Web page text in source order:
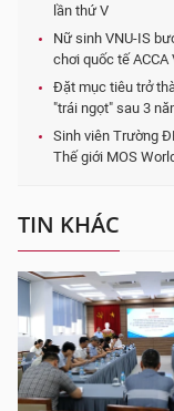
lần thứ V
Nữ sinh VNU-IS
chơi quốc tế
Đặt mục tiêu trở
"trái ngọt" sau 3
Sinh viên Trường
Thế giới MOS
TIN KHÁC